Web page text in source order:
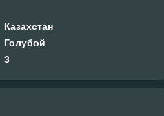
Казахстан
Голубой
3